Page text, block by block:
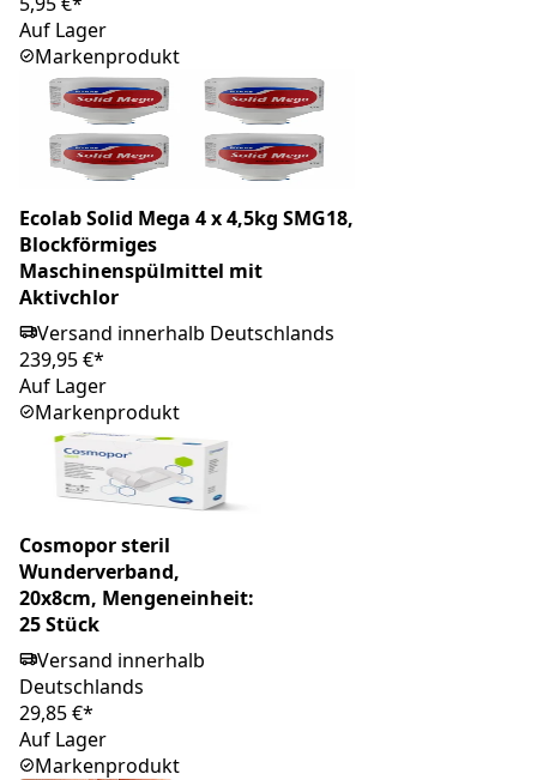
Auf Lager
Markenprodukt
Ecolab Solid Mega 4 x 4,5kg SMG18,
Blockförmiges
Maschinenspülmittel mit
Aktivchlor
Versand innerhalb Deutschlands
239,95 €*
Auf Lager
Markenprodukt
Cosmopor steril
Wunderverband,
20x8cm, Mengeneinheit:
25 Stück
Versand innerhalb
Deutschlands
29,85 €*
Auf Lager
Markenprodukt